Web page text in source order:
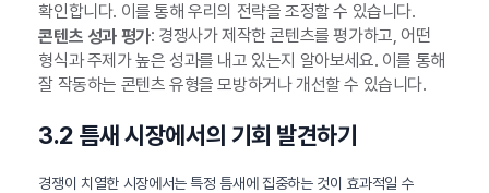
확인합니다. 이를 통해 우리의 전략을 조정할 수 있습니다.
콘텐츠 성과 평가: 경쟁사가 제작한 콘텐츠를 평가하고, 어떤
형식과 주제가 높은 성과를 내고 있는지 알아보세요. 이를 통해
잘 작동하는 콘텐츠 유형을 모방하거나 개선할 수 있습니다.
3.2 틈새 시장에서의 기회 발견하기
경쟁이 치열한 시장에서는 특정 틈새에 집중하는 것이 효과적일 수